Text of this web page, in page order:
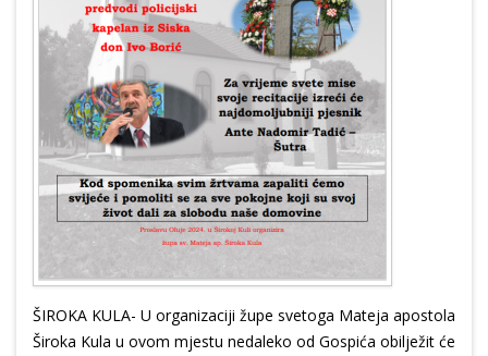
ŠIROKA KULA- U organizaciji župe svetoga Mateja apostola
Široka Kula u ovom mjestu nedaleko od Gospića obilježit će